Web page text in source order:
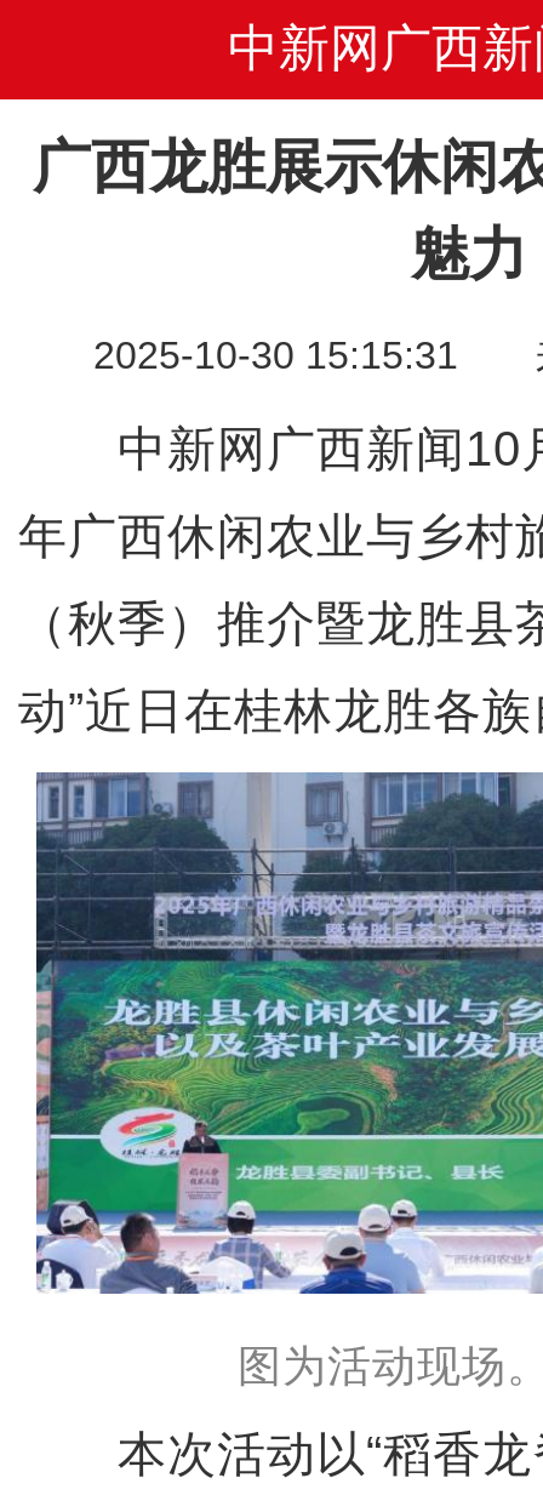
中新网广西新
广西龙胜展示休闲
魅力
2025-10-30 15:15:31
中新网广西新闻10
年广西休闲农业与乡村
（秋季）推介暨龙胜县
动”近日在桂林龙胜各
图为活动现场
本次活动以“稻香龙